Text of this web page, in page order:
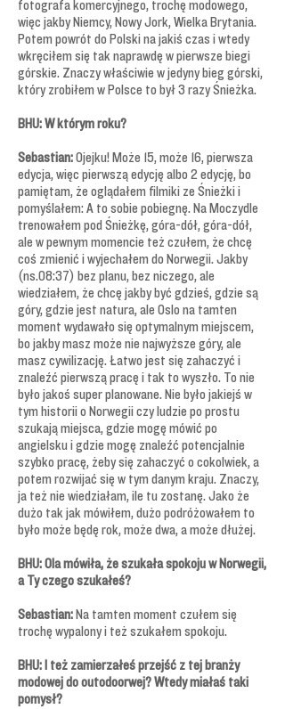
fotografa komercyjnego, trochę modowego,
więc jakby Niemcy, Nowy Jork, Wielka Brytania.
Potem powrót do Polski na jakiś czas i wtedy
wkręciłem się tak naprawdę w pierwsze biegi
górskie. Znaczy właściwie w jedyny bieg górski,
który zrobiłem w Polsce to był 3 razy Śnieżka.
BHU: W którym roku?
Sebastian:Ojejku! Może 15, może 16, pierwsza
edycja, więc pierwszą edycję albo 2 edycję, bo
pamiętam, że oglądałem filmiki ze Śnieżki i
pomyślałem: A to sobie pobiegnę. Na Moczydle
trenowałem pod Śnieżkę, góra-dół, góra-dół,
ale w pewnym momencie też czułem, że chcę
coś zmienić i wyjechałem do Norwegii. Jakby
(ns.08:37) bez planu, bez niczego, ale
wiedziałem, że chcę jakby być gdzieś, gdzie są
góry, gdzie jest natura, ale Oslo na tamten
moment wydawało się optymalnym miejscem,
bo jakby masz może nie najwyższe góry, ale
masz cywilizację. Łatwo jest się zahaczyć i
znaleźć pierwszą pracę i tak to wyszło. To nie
było jakoś super planowane. Nie było jakiejś w
tym historii o Norwegii czy ludzie po prostu
szukają miejsca, gdzie mogę mówić po
angielsku i gdzie mogę znaleźć potencjalnie
szybko pracę, żeby się zahaczyć o cokolwiek, a
potem rozwijać się w tym danym kraju. Znaczy,
ja też nie wiedziałam, ile tu zostanę. Jako że
dużo tak jak mówiłem, dużo podróżowałem to
było może będę rok, może dwa, a może dłużej.
BHU: Ola mówiła, że szukała spokoju w Norwegii,
a Ty czego szukałeś?
Sebastian:Na tamten moment czułem się
trochę wypalony i też szukałem spokoju.
BHU: I też zamierzałeś przejść z tej branży
modowej do outodoorwej? Wtedy miałaś taki
pomysł?